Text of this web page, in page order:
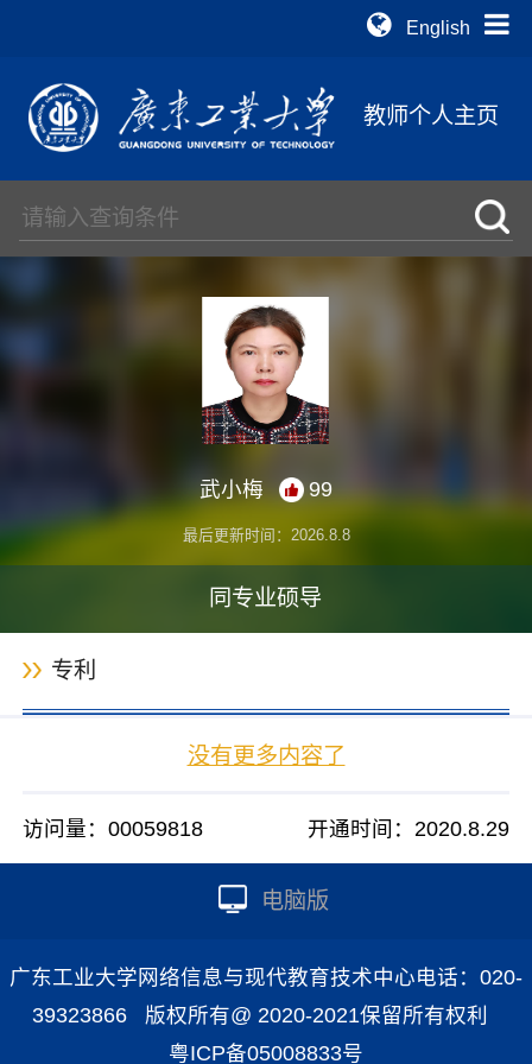
English
教师个人主页
武小梅 99
最后更新时间： 2026.8.8
同专业硕导
专利
没有更多内容了
访问量：00059818 开通时间： 2020.8.29
电脑版
广东工业大学网络信息与现代教育技术中心电话：020-
39323866 版权所有@ 2020-2021保留所有权利
粤ICP备05008833号